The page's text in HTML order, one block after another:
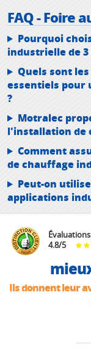
FAQ - Foire
Pourquoi
industrielle de 3
Quels sont
essentiels pour
?
Motralec
l'installation de
Comment
de chauffage
Peut-on
applications
4.8/5
Ils donnent leur